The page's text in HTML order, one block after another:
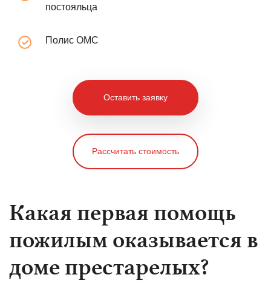
постояльца
Полис ОМС
Оставить заявку
Рассчитать стоимость
Какая первая помощь
пожилым оказывается в
доме престарелых?